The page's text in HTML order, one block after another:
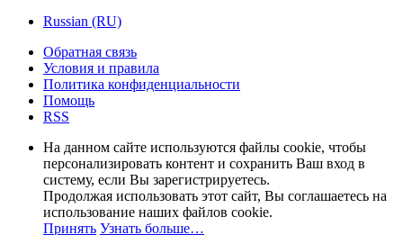
Russian (RU)
Обратная связь
Условия и правила
Политика конфиденциальности
Помощь
RSS
На данном сайте используются файлы cookie, чтобы
персонализировать контент и сохранить Ваш вход в
систему, если Вы зарегистрируетесь.
Продолжая использовать этот сайт, Вы соглашаетесь на
использование наших файлов cookie.
Принять Узнать больше…